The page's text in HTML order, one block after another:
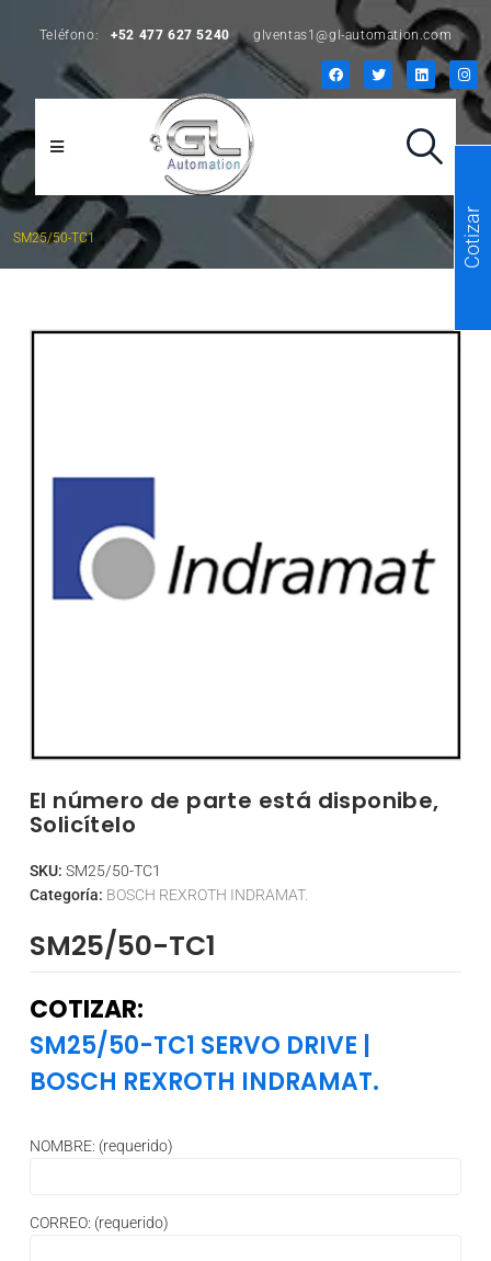
Teléfono: +52 477 627 5240 glventas1@gl-automation.com
SM25/50-TC1
El número de parte está disponibe,
Solicítelo
SKU: SM25/50-TC1
Categoría: BOSCH REXROTH INDRAMAT.
SM25/50-TC1
COTIZAR:
SM25/50-TC1 SERVO DRIVE |
BOSCH REXROTH INDRAMAT.
NOMBRE: (requerido)
CORREO: (requerido)
Cotizar